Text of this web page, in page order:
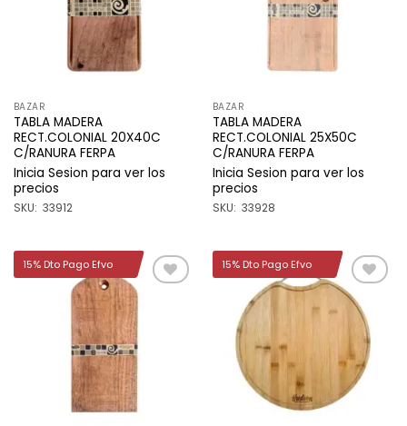
BAZAR
TABLA MADERA
RECT.COLONIAL 20X40C
C/RANURA FERPA
Inicia Sesion para ver los
precios
SKU: 33912
BAZAR
TABLA MADERA
RECT.COLONIAL 25X50C
C/RANURA FERPA
Inicia Sesion para ver los
precios
SKU: 33928
15% Dto Pago Efvo
Añadir
a la
lista de
deseos
15% Dto Pago Efvo